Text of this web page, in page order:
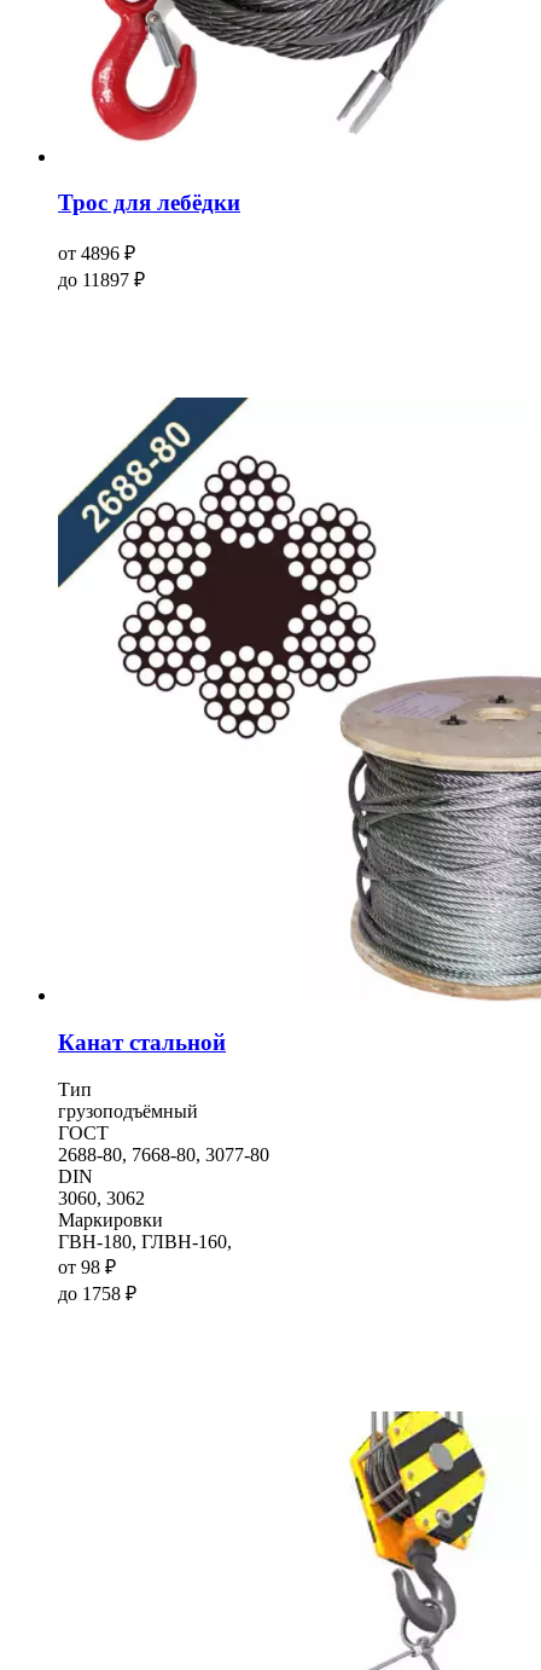
Трос для лебёдки
от 4896 ₽
до 11897 ₽
Канат стальной
Тип
грузоподъёмный
ГОСТ
2688-80, 7668-80, 3077-80
DIN
3060, 3062
Маркировки
ГВН-180, ГЛВН-160,
от 98 ₽
до 1758 ₽